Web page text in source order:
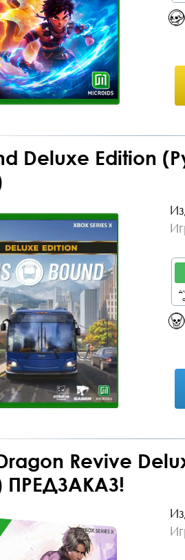
Deluxe Edition
Revive
ПРЕДЗАКАЗ!